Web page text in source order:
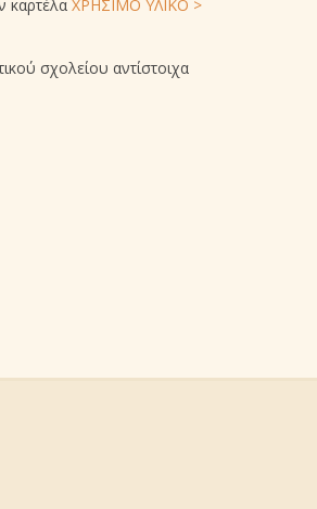
καρτέλα ΧΡΗΣΙΜΟ ΥΛΙΚΟ >
σχολείου αντίστοιχα